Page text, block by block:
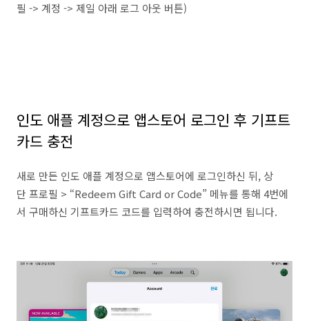
필 -> 계정 -> 제일 아래 로그 아웃 버튼)
인도 애플 계정으로 앱스토어 로그인 후 기프트
카드 충전
새로 만든 인도 애플 계정으로 앱스토어에 로그인하신 뒤, 상
단 프로필 > “Redeem Gift Card or Code” 메뉴를 통해 4번에
서 구매하신 기프트카드 코드를 입력하여 충전하시면 됩니다.